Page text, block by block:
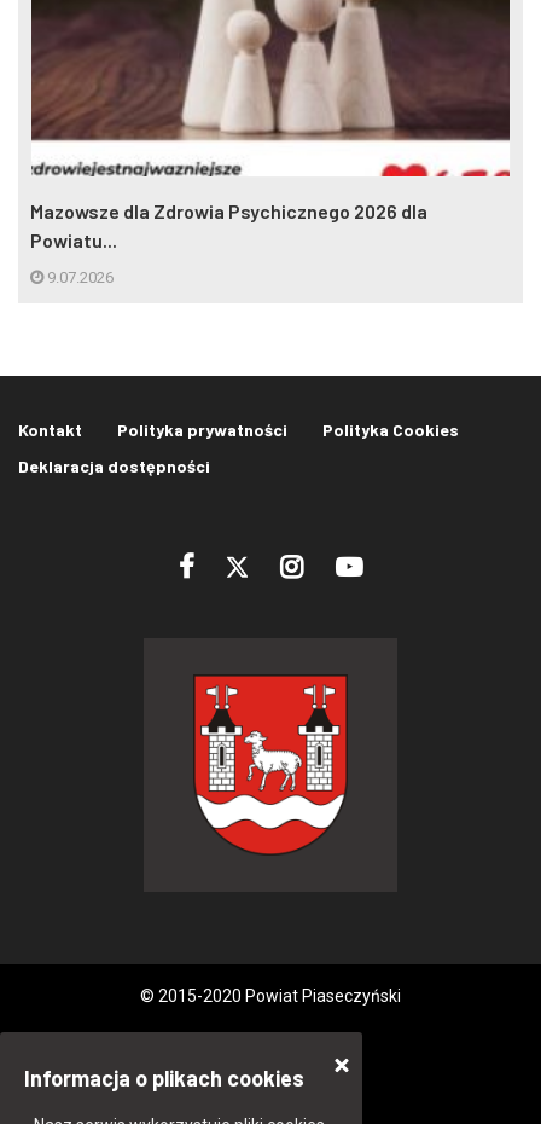
Mazowsze dla Zdrowia Psychicznego 2026 dla
Powiatu...
9.07.2026
Kontakt Polityka prywatności
Polityka Cookies
Deklaracja dostępności
© 2015-2020 Powiat Piaseczyński
Informacja o plikach cookies